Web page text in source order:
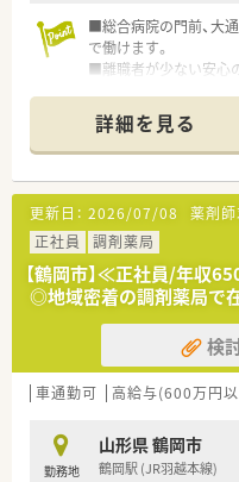
ます。
OTC医薬品も取り扱っ
です。
■木・日が休みの店舗
広々とした店内で陽の
いながら服薬したい方
＜ こんな方はぜひご
☆様々な店舗で経験を
☆調剤未経験者でもOK
医療に対する思いやお
☆週休2日制の店舗で
■総合病院の門前、大
で働けます。
■離職者が少ない安心
■曜日・お時間は柔軟
はお気軽に相談できます
■インターからもすぐ
運転なら安心ですね！
■ブランクのある方も
時間をご提案いたしま
詳細を見る
更新日： 2026/07/08 薬剤師
正社員
調剤薬局
【鶴岡市】≪正社員/年収
◎地域密着の調剤薬局で
検
車通勤可 高給与(600万円
勤務地
山形県 鶴岡市
鶴岡駅 (JR羽越本線)